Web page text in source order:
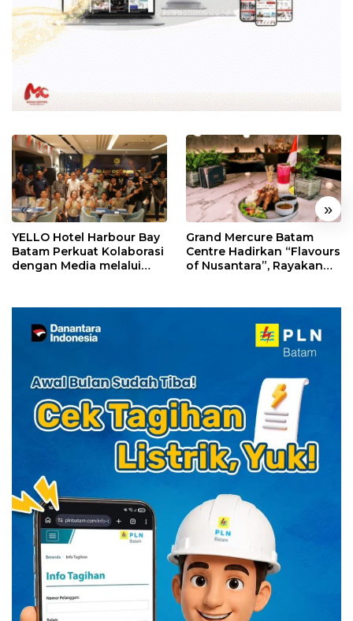
« »
YELLO Hotel Harbour Bay
Batam Perkuat Kolaborasi
dengan Media melalui
Grand Mercure Batam
Centre Hadirkan “Flavours
of Nusantara”, Rayakan